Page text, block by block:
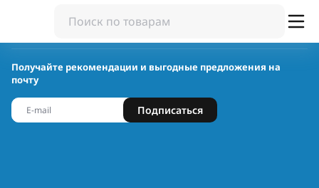
Получайте рекомендации и выгодные предложения на
почту
Подписаться